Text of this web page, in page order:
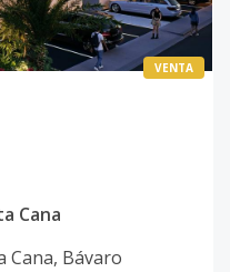
VENTA
Cana
Cana, Bávaro